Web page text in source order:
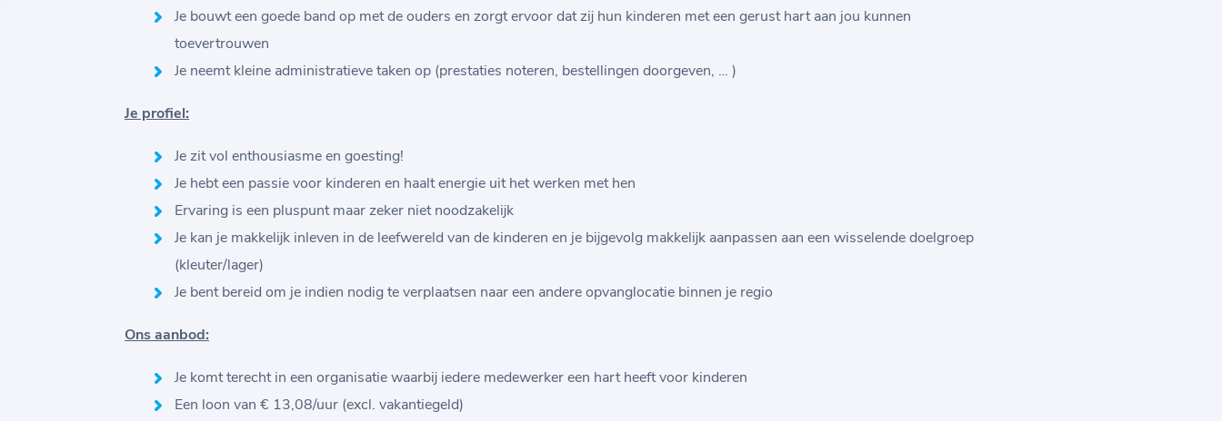
Je bouwt een goede band op met de ouders en zorgt ervoor dat zij hun kinderen met een gerust hart aan jou kunnen
toevertrouwen
Je neemt kleine administratieve taken op (prestaties noteren, bestellingen doorgeven, … )
Je profiel:
Je zit vol enthousiasme en goesting!
Je hebt een passie voor kinderen en haalt energie uit het werken met hen
Ervaring is een pluspunt maar zeker niet noodzakelijk
Je kan je makkelijk inleven in de leefwereld van de kinderen en je bijgevolg makkelijk aanpassen aan een wisselende doelgroep
(kleuter/lager)
Je bent bereid om je indien nodig te verplaatsen naar een andere opvanglocatie binnen je regio
Ons aanbod:
Je komt terecht in een organisatie waarbij iedere medewerker een hart heeft voor kinderen
Een loon van € 13,08/uur (excl. vakantiegeld)